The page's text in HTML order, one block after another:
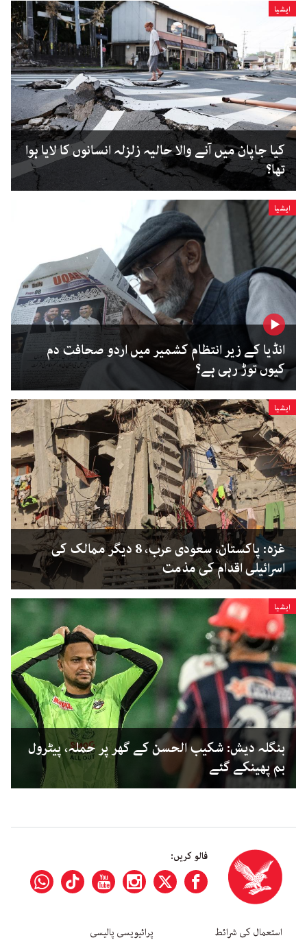
ایشیا
کیا جاپان میں آنے والا حالیہ زلزلہ انسانوں کا لایا ہوا
تھا؟
ایشیا
انڈیا کے زیر انتظام کشمیر میں اردو صحافت دم
کیوں توڑ رہی ہے؟
ایشیا
غزہ: پاکستان، سعودی عرب، 8 دیگر ممالک کی
اسرائیلی اقدام کی مذمت
ایشیا
بنگلہ دیش: شکیب الحسن کے گھر پر حملہ، پیٹرول
بم پھینکے گئے
فالو کریں:
استعمال کی شرائط پرائیویسی پالیسی